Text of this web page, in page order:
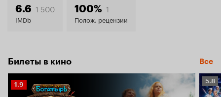
6.8
6.6 1 500
IMDb
100% 1
Полож. рецензии
Билеты в кино Все
Рейтинг
Кинопоиска
1.9 5.8